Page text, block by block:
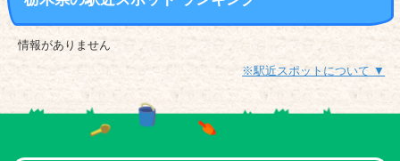
情報がありません
※駅近スポットについて ▼